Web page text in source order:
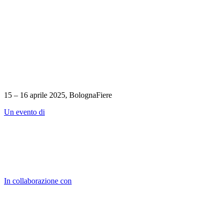
15 – 16 aprile 2025, BolognaFiere
Un evento di
In collaborazione con